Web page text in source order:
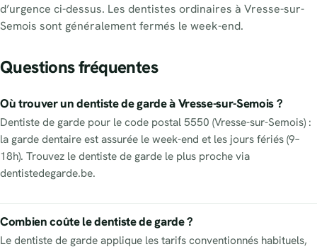
d’urgence ci-dessus. Les dentistes ordinaires à Vresse-sur-
Semois sont généralement fermés le week-end.
Questions fréquentes
Où trouver un dentiste de garde à Vresse-sur-Semois ?
Dentiste de garde pour le code postal 5550 (Vresse-sur-Semois) :
la garde dentaire est assurée le week-end et les jours fériés (9–
18h). Trouvez le dentiste de garde le plus proche via
dentistedegarde.be.
Combien coûte le dentiste de garde ?
Le dentiste de garde applique les tarifs conventionnés habituels,